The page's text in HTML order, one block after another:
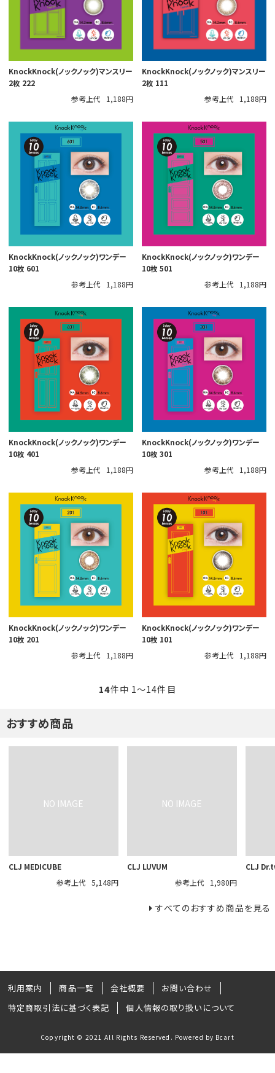
KnockKnock(ノックノック)マンスリー
2枚 222
参考上代
1,188円
KnockKnock(ノックノック)マンスリー
2枚 111
参考上代
1,188円
KnockKnock(ノックノック)ワンデー
10枚 601
参考上代
1,188円
KnockKnock(ノックノック)ワンデー
10枚 501
参考上代
1,188円
KnockKnock(ノックノック)ワンデー
10枚 401
参考上代
1,188円
KnockKnock(ノックノック)ワンデー
10枚 301
参考上代
1,188円
KnockKnock(ノックノック)ワンデー
10枚 201
参考上代
1,188円
KnockKnock(ノックノック)ワンデー
10枚 101
参考上代
1,188円
14件中 1〜14件目
おすすめ商品
CLJ MEDICUBE
参考上代 5,148円
CLJ LUVUM
参考上代
1,980円
CLJ
すべてのおすすめ商品を見る
利用案内 商品一覧 会社概要
お問い合わせ
特定商取引法に基づく表記
個人情報の取り扱いについて
Copyright © 2021 All Rights Reserved. Powered by Bcart